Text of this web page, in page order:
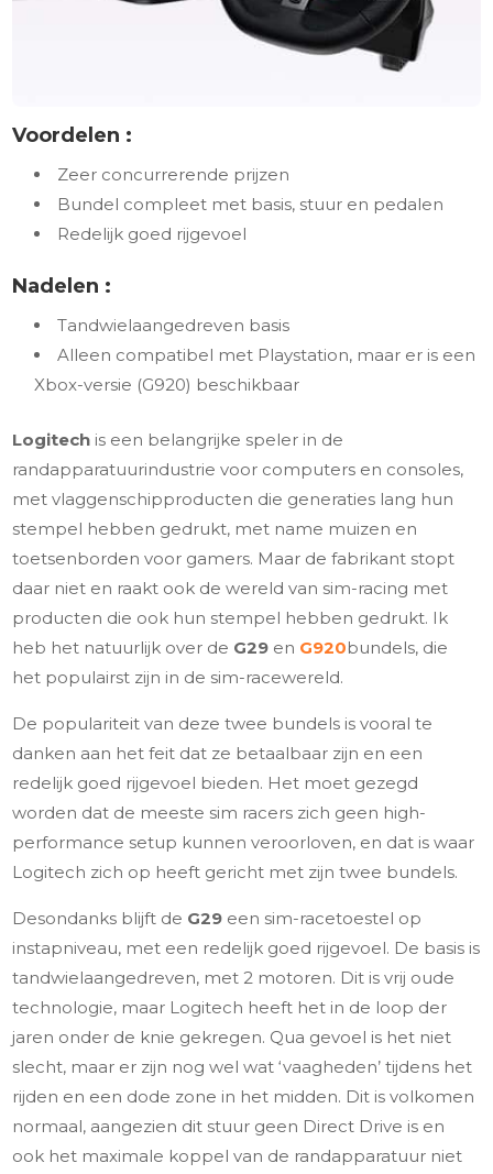
Voordelen :
Zeer concurrerende prijzen
Bundel compleet met basis, stuur en pedalen
Redelijk goed rijgevoel
Nadelen :
Tandwielaangedreven basis
Alleen compatibel met Playstation, maar er is een
Xbox-versie (G920) beschikbaar
Logitech is een belangrijke speler in de
randapparatuurindustrie voor computers en consoles,
met vlaggenschipproducten die generaties lang hun
stempel hebben gedrukt, met name muizen en
toetsenborden voor gamers. Maar de fabrikant stopt
daar niet en raakt ook de wereld van sim-racing met
producten die ook hun stempel hebben gedrukt. Ik
heb het natuurlijk over de G29 en G920bundels, die
het populairst zijn in de sim-racewereld.
De populariteit van deze twee bundels is vooral te
danken aan het feit dat ze betaalbaar zijn en een
redelijk goed rijgevoel bieden. Het moet gezegd
worden dat de meeste sim racers zich geen high-
performance setup kunnen veroorloven, en dat is waar
Logitech zich op heeft gericht met zijn twee bundels.
Desondanks blijft de G29 een sim-racetoestel op
instapniveau, met een redelijk goed rijgevoel. De basis is
tandwielaangedreven, met 2 motoren. Dit is vrij oude
technologie, maar Logitech heeft het in de loop der
jaren onder de knie gekregen. Qua gevoel is het niet
slecht, maar er zijn nog wel wat ‘vaagheden’ tijdens het
rijden en een dode zone in het midden. Dit is volkomen
normaal, aangezien dit stuur geen Direct Drive is en
ook het maximale koppel van de randapparatuur niet